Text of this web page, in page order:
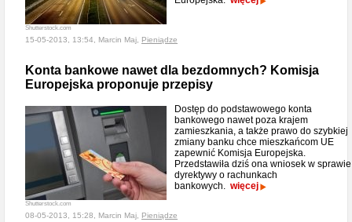
Shutterstock.com
15-05-2013, 13:54, Marcin Maj, Pieniądze
Konta bankowe nawet dla bezdomnych? Komisja
Europejska proponuje przepisy
Shutterstock.com
Dostęp do podstawowego konta
bankowego nawet poza krajem
zamieszkania, a także prawo do szybkiej
zmiany banku chce mieszkańcom UE
zapewnić Komisja Europejska.
Przedstawiła dziś ona wniosek w sprawie
dyrektywy o rachunkach
bankowych. więcej
08-05-2013, 15:28, Marcin Maj, Pieniądze